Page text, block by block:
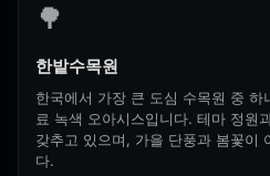
🌳
한밭수목원
한국에서 가장 큰 도심 수목원 중
료 녹색 오아시스입니다. 테마 정원
갖추고 있으며, 가을 단풍과 봄꽃이
다.